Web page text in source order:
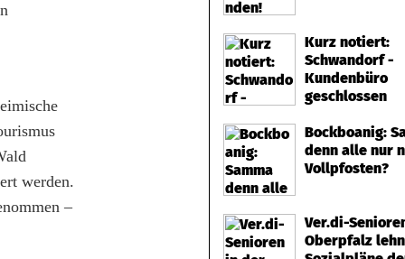
werden.
–
Kurz notiert:
Schwandorf -
Kundenbüro
geschlossen
Bockboanig:
denn alle nur
Vollpfosten?
Ver.di-
Oberpfalz